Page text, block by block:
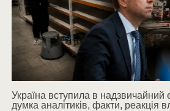
Україна вступила в надзвичайний
думка аналітиків, факти, реакція